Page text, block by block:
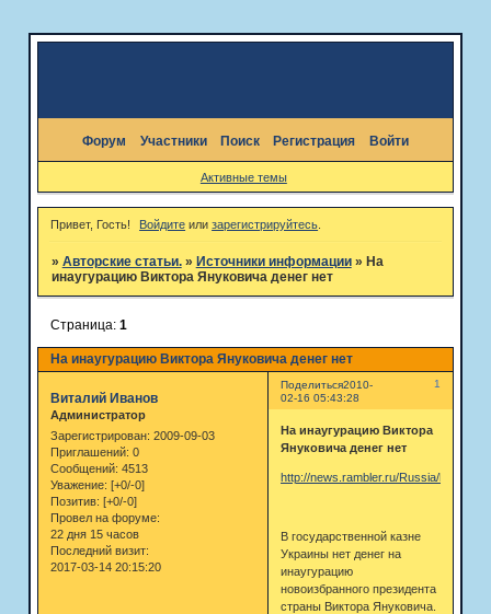
Форум Участники Поиск Регистрация Войти
Активные темы
Привет, Гость! Войдите илизарегистрируйтесь
» Авторские статьи. » Источники информации » На
инаугурацию Виктора Януковича денег нет
На инаугурацию Виктора Януковича денег нет
Страница: 1
Поделиться 1
2010-
02-16 05:43:28
Виталий Иванов
Администратор
Зарегистрирован: 2009-09-03
Приглашений: 0
Сообщений: 4513
Уважение: [+0/-0]
Позитив: [+0/-0]
Провел на форуме:
22 дня 15 часов
Последний визит:
2017-03-14 20:15:20
На инаугурацию Виктора
Януковича денег нет
http://news.rambler.ru/Russia/head/
В государственной казне
Украины нет денег на
инаугурацию
новоизбранного президента
страны Виктора Януковича.